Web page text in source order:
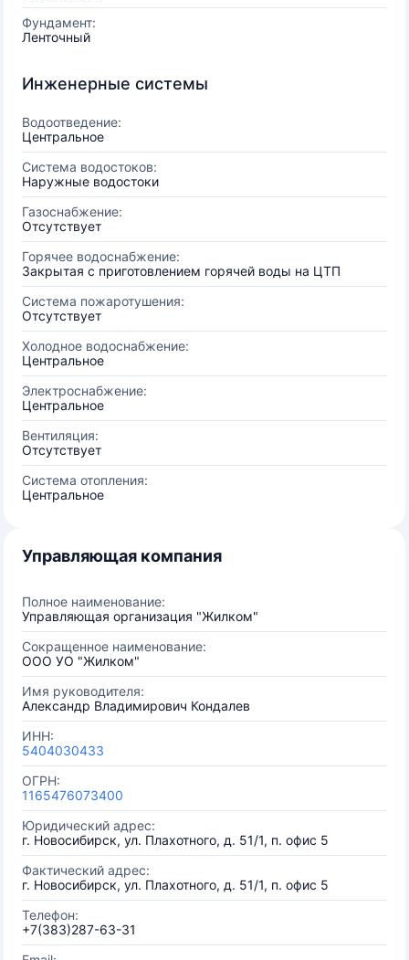
Фундамент:
Ленточный
Инженерные системы
Водоотведение:
Центральное
Система водостоков:
Наружные водостоки
Газоснабжение:
Отсутствует
Горячее водоснабжение:
Закрытая с приготовлением горячей воды на ЦТП
Система пожаротушения:
Отсутствует
Холодное водоснабжение:
Центральное
Электроснабжение:
Центральное
Вентиляция:
Отсутствует
Система отопления:
Центральное
Управляющая компания
Полное наименование:
Управляющая организация "Жилком"
Сокращенное наименование:
ООО УО "Жилком"
Имя руководителя:
Александр Владимирович Кондалев
ИНН:
5404030433
ОГРН:
1165476073400
Юридический адрес:
г. Новосибирск, ул. Плахотного, д. 51/1, п. офис 5
Фактический адрес:
г. Новосибирск, ул. Плахотного, д. 51/1, п. офис 5
Телефон:
+7(383)287-63-31